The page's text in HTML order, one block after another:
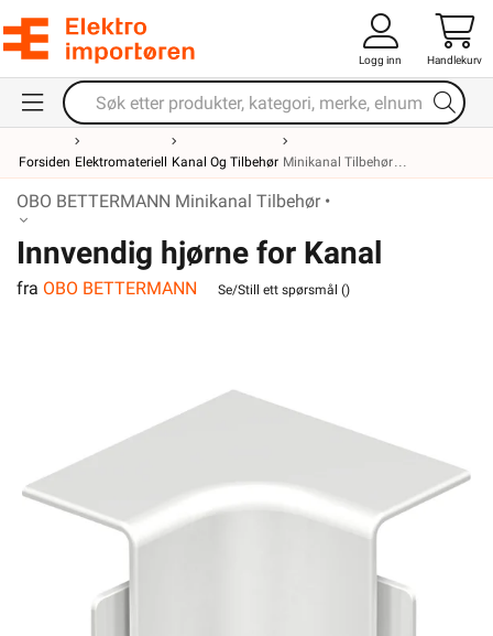
Logg inn Handlekurv
Forsiden Elektromateriell Kanal Og Tilbehør Minikanal Tilbehør
OBO BETTERMANN Minikanal Tilbehør •
Innvendig hjørne for Kanal
WDK15030RW
fra OBO BETTERMANN Se/Still ett spørsmål ()